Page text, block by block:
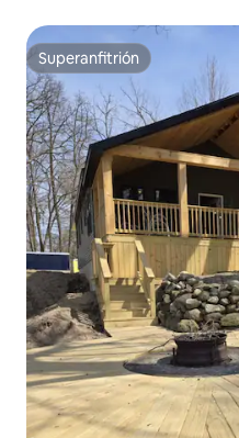
Superanfitrión
Superanfitrión